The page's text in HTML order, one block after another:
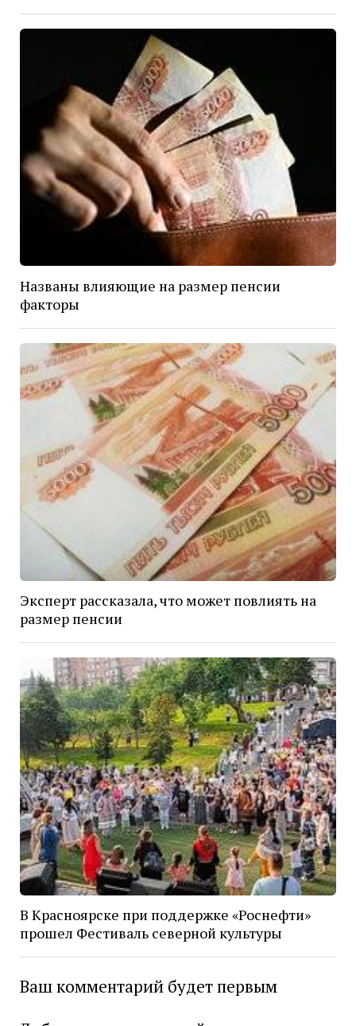
Названы влияющие на размер пенсии
факторы
Эксперт рассказала, что может повлиять на
размер пенсии
В Красноярске при поддержке «Роснефти»
прошел Фестиваль северной культуры
Ваш комментарий будет первым